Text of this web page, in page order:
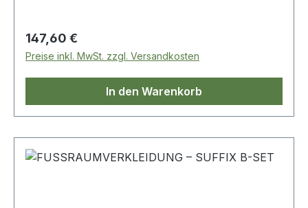
Regulärer Preis:
147,60 €
Preise inkl. MwSt. zzgl. Versandkosten
In den Warenkorb